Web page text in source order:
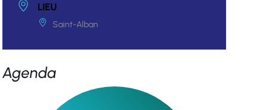
LIEU
Saint-Alban
Agenda